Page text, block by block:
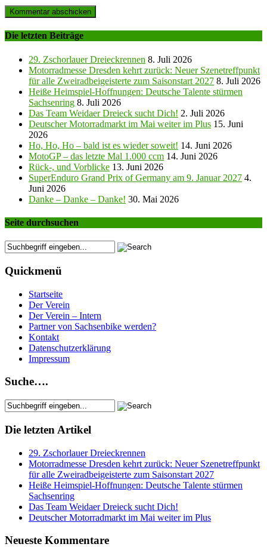
Die letzten Beiträge
29. Zschorlauer Dreieckrennen 8. Juli 2026
Motorradmesse Dresden kehrt zurück: Neuer Szenetreffpunkt
für alle Zweiradbeigeisterte zum Saisonstart 2027 8. Juli 2026
Heiße Heimspiel-Hoffnungen: Deutsche Talente stürmen
Sachsenring 8. Juli 2026
Das Team Weidaer Dreieck sucht Dich! 2. Juli 2026
Deutscher Motorradmarkt im Mai weiter im Plus 15. Juni
2026
Ho, Ho, Ho – bald ist es wieder soweit! 14. Juni 2026
MotoGP – das letzte Mal 1.000 ccm 14. Juni 2026
Rück-, und Vorblicke 13. Juni 2026
SuperEnduro Grand Prix of Germany am 9. Januar 2027 4.
Juni 2026
Danke – Danke – Danke! 30. Mai 2026
Seite durchsuchen
Quickmenü
Startseite
Der Verein
Der Verein – Intern
Partner von Sachsenbike werden?
Kontakt
Datenschutzerklärung
Impressum
Suche….
Die letzten Artikel
29. Zschorlauer Dreieckrennen
Motorradmesse Dresden kehrt zurück: Neuer Szenetreffpunkt
für alle Zweiradbeigeisterte zum Saisonstart 2027
Heiße Heimspiel-Hoffnungen: Deutsche Talente stürmen
Sachsenring
Das Team Weidaer Dreieck sucht Dich!
Deutscher Motorradmarkt im Mai weiter im Plus
Neueste Kommentare